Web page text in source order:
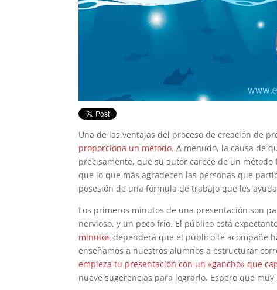
Una de las ventajas del proceso de creación de
proporciona un método.A menudo, la causa de
precisamente, que su autor carece de un
que lo que más agradecen las personas que
posesión de una fórmula de trabajo que les
Los primeros minutos de una presentación son
nervioso, y un poco frío. El público está
minutos dependerá que el público te acompañe
enseñamos a nuestros alumnos a estructurar
empieza tu presentación con un «gancho» que
nueve sugerencias para lograrlo. Espero que